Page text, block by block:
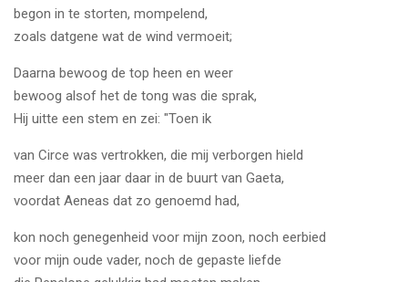
begon in te storten, mompelend,
zoals datgene wat de wind vermoeit;
Daarna bewoog de top heen en weer
bewoog alsof het de tong was die sprak,
Hij uitte een stem en zei: "Toen ik
van Circe was vertrokken, die mij verborgen hield
meer dan een jaar daar in de buurt van Gaeta,
voordat Aeneas dat zo genoemd had,
kon noch genegenheid voor mijn zoon, noch eerbied
voor mijn oude vader, noch de gepaste liefde